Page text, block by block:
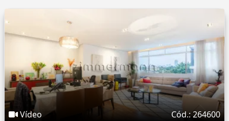
Vídeo Cód.: 264600